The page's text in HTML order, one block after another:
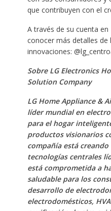
que contribuyen con el
A través de su cuenta
conocer más detalles de
innovaciones:
Sobre LG Electronics
Solution Company
LG Home Appliance &
líder mundial en
para el hogar
productos visionarios
compañía está
tecnologías centrales
está comprometida a
saludable para los
desarrollo de
electrodomésticos,